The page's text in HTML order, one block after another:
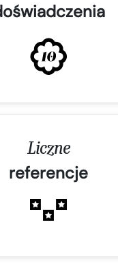
Liczne
referencje